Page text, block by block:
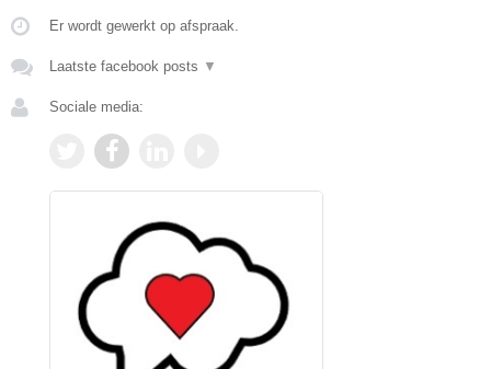
Er wordt gewerkt op afspraak.
Laatste facebook posts ▼
Sociale media: